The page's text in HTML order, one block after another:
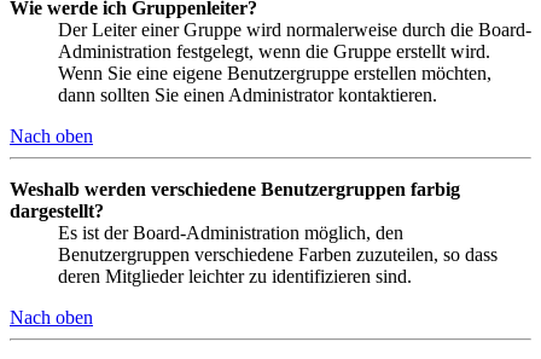
Wie werde ich Gruppenleiter?
Der Leiter einer Gruppe wird normalerweise durch die Board-
Administration festgelegt, wenn die Gruppe erstellt wird.
Wenn Sie eine eigene Benutzergruppe erstellen möchten,
dann sollten Sie einen Administrator kontaktieren.
Nach oben
Weshalb werden verschiedene Benutzergruppen farbig
dargestellt?
Es ist der Board-Administration möglich, den
Benutzergruppen verschiedene Farben zuzuteilen, so dass
deren Mitglieder leichter zu identifizieren sind.
Nach oben